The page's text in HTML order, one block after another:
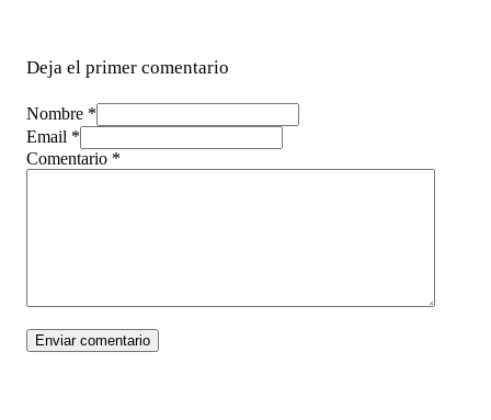
Deja el primer comentario
Nombre *
Email *
Comentario *